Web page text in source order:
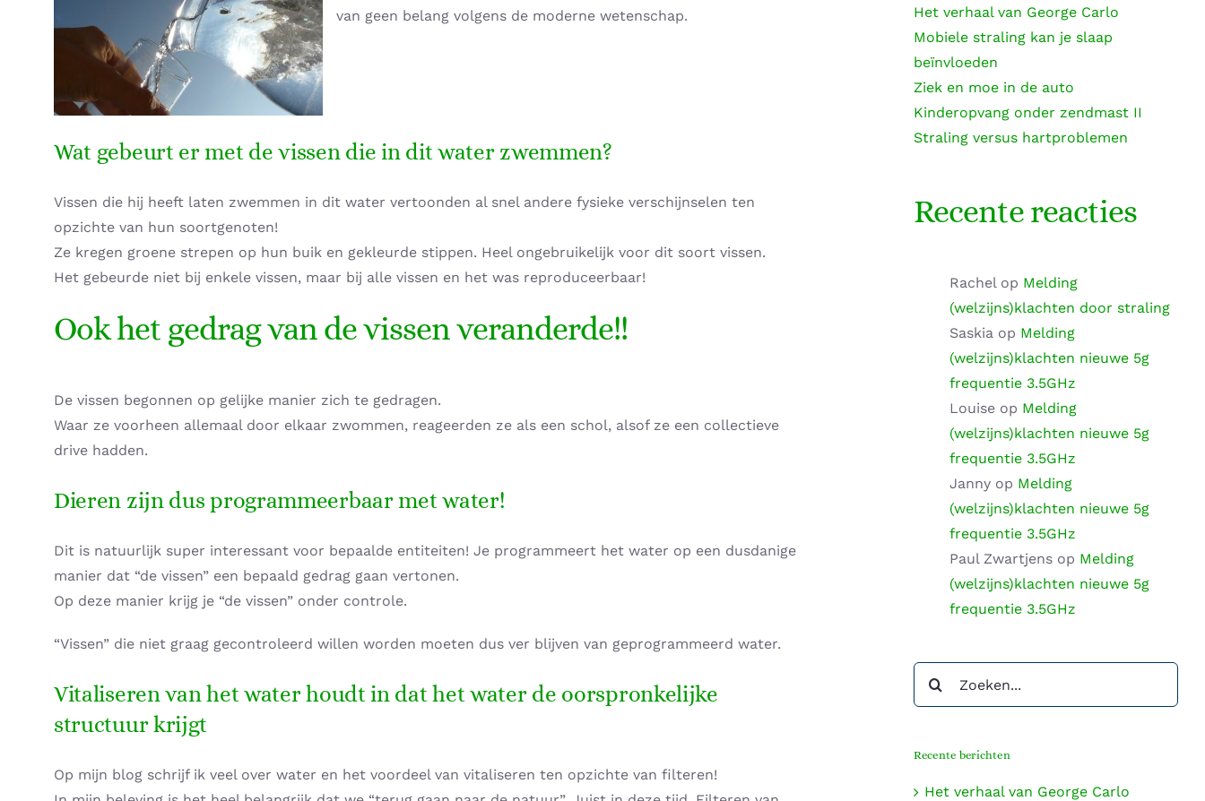
van geen belang volgens de moderne wetenschap.
Wat gebeurt er met de vissen die in dit water zwemmen?
Vissen die hij heeft laten zwemmen in dit water vertoonden al snel andere fysieke verschijnselen ten
opzichte van hun soortgenoten!
Ze kregen groene strepen op hun buik en gekleurde stippen. Heel ongebruikelijk voor dit soort vissen.
Het gebeurde niet bij enkele vissen, maar bij alle vissen en het was reproduceerbaar!
Ook het gedrag van de vissen veranderde!!
De vissen begonnen op gelijke manier zich te gedragen.
Waar ze voorheen allemaal door elkaar zwommen, reageerden ze als een schol, alsof ze een collectieve
drive hadden.
Dieren zijn dus programmeerbaar met water!
Dit is natuurlijk super interessant voor bepaalde entiteiten! Je programmeert het water op een dusdanige
manier dat “de vissen” een bepaald gedrag gaan vertonen.
Op deze manier krijg je “de vissen” onder controle.
“Vissen” die niet graag gecontroleerd willen worden moeten dus ver blijven van geprogrammeerd water.
Vitaliseren van het water houdt in dat het water de oorspronkelijke
structuur krijgt
Op mijn blog schrijf ik veel over water en het voordeel van vitaliseren ten opzichte van filteren!
Het verhaal van George Carlo
Mobiele straling kan je slaap
beïnvloeden
Ziek en moe in de auto
Kinderopvang onder zendmast II
Straling versus hartproblemen
Recente reacties
Rachelop Melding
(welzijns)klachten door straling
Saskiaop Melding
(welzijns)klachten nieuwe 5g
frequentie 3.5GHz
Louiseop Melding
(welzijns)klachten nieuwe 5g
frequentie 3.5GHz
Jannyop Melding
(welzijns)klachten nieuwe 5g
frequentie 3.5GHz
Paul Zwartjensop Melding
(welzijns)klachten nieuwe 5g
frequentie 3.5GHz
naar:
Recente berichten
Het verhaal van George Carlo